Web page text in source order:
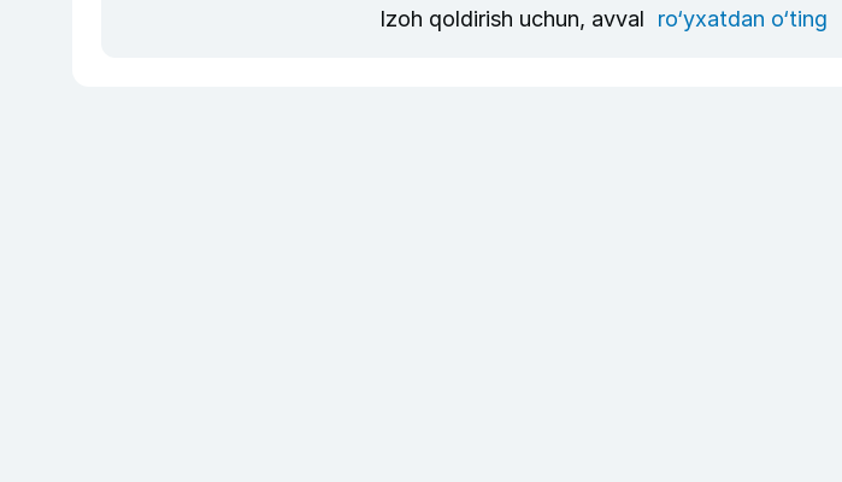
Izoh qoldirish uchun, avval ro‘yxatdan o‘ting